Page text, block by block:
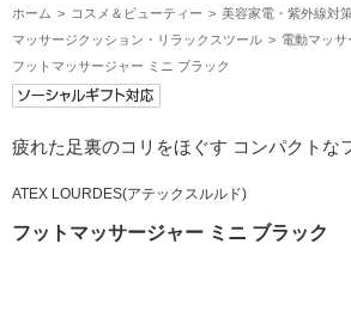
ホーム コスメ＆ビューティー
美容家電・紫外線対
マッサージクッション・リラックスツール
電動マッサ
フットマッサージャー ミニ ブラック
疲れた足裏のコリをほぐす コンパクトな
ATEX LOURDES(アテックスルルド)
フットマッサージャー ミニ ブラック